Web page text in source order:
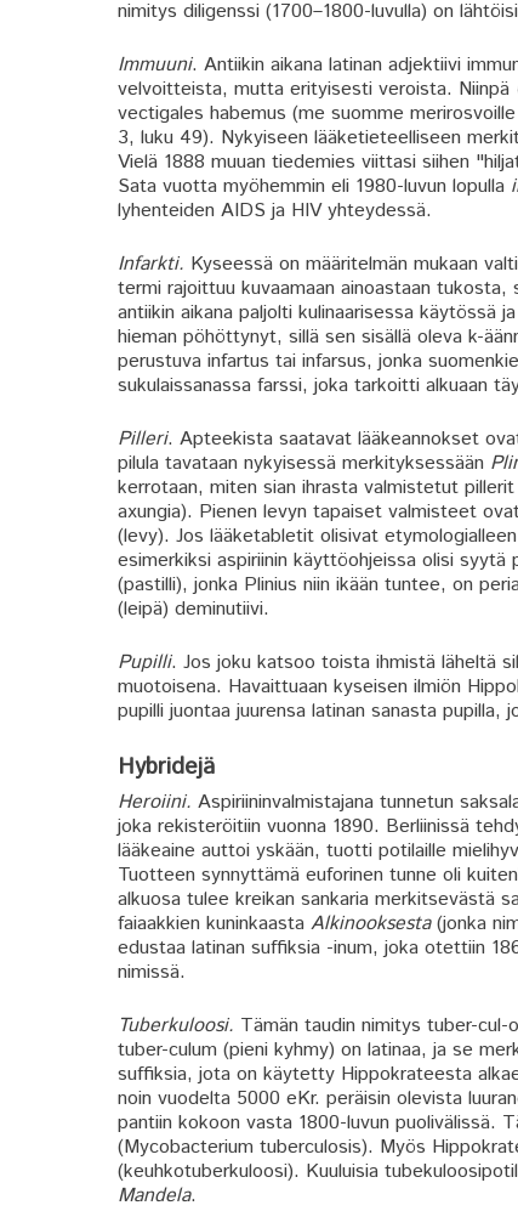
nimitys diligenssi (1700–1800-luvulla) on
Immuuni. Antiikin aikana latinan adjektiivi
velvoitteista, mutta erityisesti veroista. Niinpä
vectigales habemus (me suomme
3, luku 49). Nykyiseen lääketieteelliseen
Vielä 1888 muuan tiedemies viittasi siihen
Sata vuotta myöhemmin eli 1980-luvun lopulla
lyhenteiden AIDS ja HIV yhteydessä.
Infarkti. Kyseessä on määritelmän mukaan
termi rajoittuu kuvaamaan ainoastaan
antiikin aikana paljolti kulinaarisessa käytössä
hieman pöhöttynyt, sillä sen sisällä oleva k-
perustuva infartus tai infarsus, jonka
sukulaissanassa farssi, joka tarkoitti alkuaan
Pilleri. Apteekista saatavat lääkeannokset
pilula tavataan nykyisessä merkityksessään
kerrotaan, miten sian ihrasta valmistetut
axungia). Pienen levyn tapaiset valmisteet
(levy). Jos lääketabletit olisivat
esimerkiksi aspiriinin käyttöohjeissa olisi
(pastilli), jonka Plinius niin ikään tuntee, on
(leipä) deminutiivi.
Pupilli. Jos joku katsoo toista ihmistä läheltä
muotoisena. Havaittuaan kyseisen ilmiön
pupilli juontaa juurensa latinan sanasta pupilla,
Hybridejä
Heroiini. Aspiriininvalmistajana tunnetun
joka rekisteröitiin vuonna 1890. Berliinissä
lääkeaine auttoi yskään, tuotti potilaille
Tuotteen synnyttämä euforinen tunne oli
alkuosa tulee kreikan sankaria merkitsevästä
faiaakkien kuninkaasta Alkinooksesta(jonka
edustaa latinan suffiksia -inum, joka otettiin
nimissä.
Tuberkuloosi. Tämän taudin nimitys tuber-
tuber-culum (pieni kyhmy) on latinaa, ja se
suffiksia, jota on käytetty Hippokrateesta
noin vuodelta 5000 eKr. peräisin olevista
pantiin kokoon vasta 1800-luvun puolivälissä.
(Mycobacterium tuberculosis). Myös
(keuhkotuberkuloosi). Kuuluisia
Mandela.